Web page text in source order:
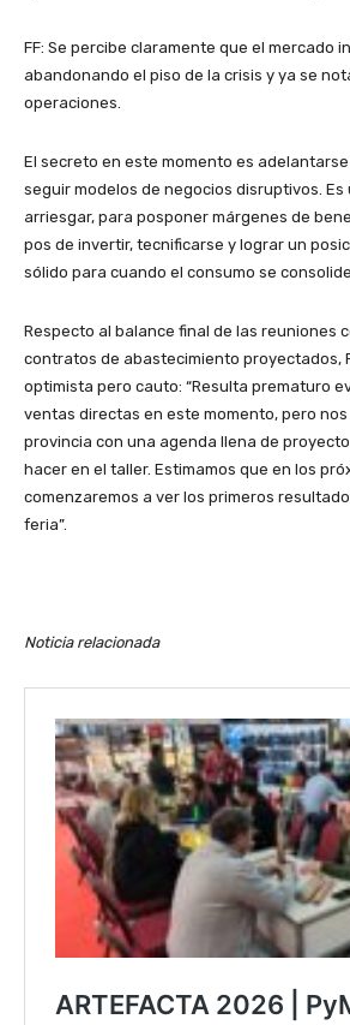
FF: Se percibe claramente que el mercado
abandonando el piso de la crisis y ya se
operaciones.
El secreto en este momento es
seguir modelos de negocios disruptivos.
arriesgar, para posponer márgenes de
pos de invertir, tecnificarse y lograr un
sólido para cuando el consumo se
Respecto al balance final de las reuniones
contratos de abastecimiento proyectados,
optimista pero cauto: “Resulta prematuro
ventas directas en este momento, pero nos
provincia con una agenda llena de
hacer en el taller. Estimamos que en los
comenzaremos a ver los primeros
feria”.
Noticia relacionada